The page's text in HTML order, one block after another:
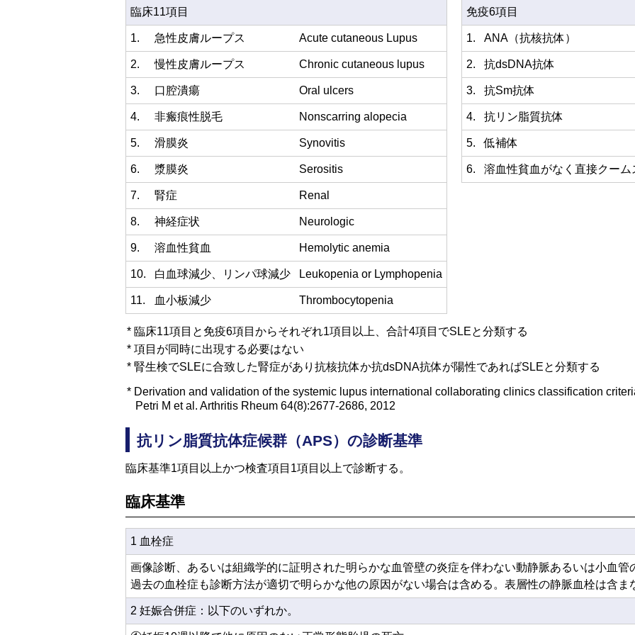
臨床11項目
1. 急性皮膚ループス Acute cutaneous Lupus
2. 慢性皮膚ループス Chronic cutaneous lupus
3. 口腔潰瘍 Oral ulcers
4. 非瘢痕性脱毛 Nonscarring alopecia
5. 滑膜炎 Synovitis
6. 漿膜炎 Serositis
7. 腎症 Renal
8. 神経症状 Neurologic
9. 溶血性貧血 Hemolytic anemia
10. 白血球減少、リンパ球減少 Leukopenia or Lymphopenia
11. 血小板減少 Thrombocytopenia
免疫6項目
1. ANA（抗核抗体）
2. 抗dsDNA抗体
3. 抗Sm抗体
4. 抗リン脂質抗体
5. 低補体
6. 溶血性貧血がなく直接クーム
* 臨床11項目と免疫6項目からそれぞれ1項目以上、合計4項目でSLEと分類する
* 項目が同時に出現する必要はない
* 腎生検でSLEに合致した腎症があり抗核抗体か抗dsDNA抗体が陽性であればSLEと分類する
* Derivation and validation of the systemic lupus international collaborating clinics classification
Petri M et al. Arthritis Rheum 64(8):2677-2686, 2012
抗リン脂質抗体症候群（APS）の診断基準
臨床基準1項目以上かつ検査項目1項目以上で診断する。
臨床基準
1 血栓症
画像診断、あるいは組織学的に証明された明らかな血管壁の炎症を伴わない動静脈あるいは小血
過去の血栓症も診断方法が適切で明らかな他の原因がない場合は含める。表層性の静脈血栓は含ま
2 妊娠合併症：以下のいずれか。